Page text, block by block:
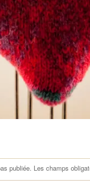
publiée. Les champs